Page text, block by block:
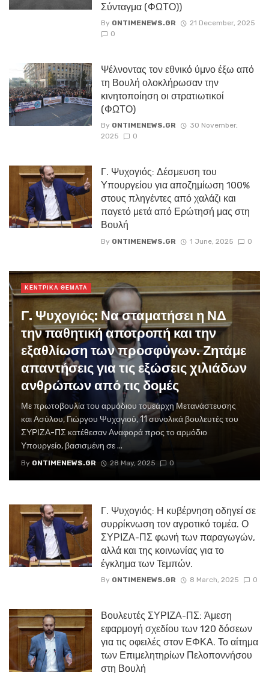
Σύνταγμα (ΦΩΤΟ))
By ONTIMENEWS.GR
21 December, 2025
0
Ψέλνοντας τον εθνικό ύμνο έξω από
τη Βουλή ολοκλήρωσαν την
κινητοποίηση οι στρατιωτικοί
(ΦΩΤΟ)
By ONTIMENEWS.GR
30 November,
2025
0
Γ. Ψυχογιός: Δέσμευση του
Υπουργείου για αποζημίωση 100%
στους πληγέντες από χαλάζι και
παγετό μετά από Ερώτησή μας στη
Βουλή
By ONTIMENEWS.GR 1 June, 2025 0
Γ. Ψυχογιός: Να σταματήσει η ΝΔ
την παθητική αποτροπή και την
εξαθλίωση των προσφύγων. Ζητάμε
απαντήσεις για τις εξώσεις χιλιάδων
ανθρώπων από τις δομές
Με πρωτοβουλία του αρμόδιου τομεάρχη Μετανάστευσης
και Ασύλου, Γιώργου Ψυχογιού, 11 συνολικά βουλευτές του
ΣΥΡΙΖΑ-ΠΣ κατέθεσαν Αναφορά προς το αρμόδιο
Υπουργείο, βασισμένη σε ...
By ONTIMENEWS.GR 28 May, 2025 0
ΚΕΝΤΡΙΚΑ ΘΕΜΑΤΑ
Γ. Ψυχογιός: Η κυβέρνηση οδηγεί σε
συρρίκνωση τον αγροτικό τομέα. Ο
ΣΥΡΙΖΑ-ΠΣ φωνή των παραγωγών,
αλλά και της κοινωνίας για το
έγκλημα των Τεμπών.
By ONTIMENEWS.GR 8 March, 2025 0
Βουλευτές ΣΥΡΙΖΑ-ΠΣ: Άμεση
εφαρμογή σχεδίου των 120 δόσεων
για τις οφειλές στον ΕΦΚΑ. Το αίτημα
των Επιμελητηρίων Πελοποννήσου
στη Βουλή